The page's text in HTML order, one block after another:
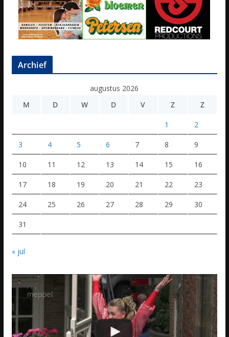
Archief
augustus 2026
M
D W D V Z Z
1 2
3 4 5 6 7 8 9
10 11 12 13 14 15 16
17 18 19 20 21 22 23
24 25 26 27 28 29 30
31
« jul